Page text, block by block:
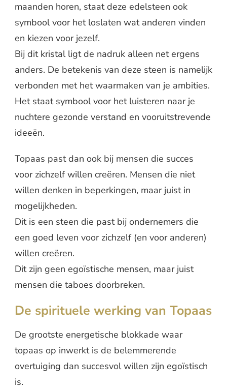
maanden horen, staat deze edelsteen ook
symbool voor het loslaten wat anderen vinden
en kiezen voor jezelf.
Bij dit kristal ligt de nadruk alleen net ergens
anders. De betekenis van deze steen is namelijk
verbonden met het waarmaken van je ambities.
Het staat symbool voor het luisteren naar je
nuchtere gezonde verstand en vooruitstrevende
ideeën.
Topaas past dan ook bij mensen die succes
voor zichzelf willen creëren. Mensen die niet
willen denken in beperkingen, maar juist in
mogelijkheden.
Dit is een steen die past bij ondernemers die
een goed leven voor zichzelf (en voor anderen)
willen creëren.
Dit zijn geen egoïstische mensen, maar juist
mensen die taboes doorbreken.
De spirituele werking van Topaas
De grootste energetische blokkade waar
topaas op inwerkt is de belemmerende
overtuiging dan succesvol willen zijn egoïstisch
is.